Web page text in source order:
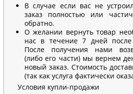
В случае если вас не
заказ полностью или
обратно.
О желании вернуть товар
нас в течение 7 дней после
После получения нами
(либо его части) мы вернем
новый заказ. Стоимость
(так как услуга фактически
Условия купли-продажи